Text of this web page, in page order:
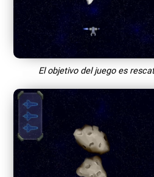
El objetivo del juego es